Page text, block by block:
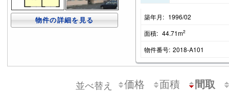
物件の詳細を見る 築年月: 1996/02
面積: 44.71m2
物件番号: 2018-A101
並べ替え 価格 面積 間取